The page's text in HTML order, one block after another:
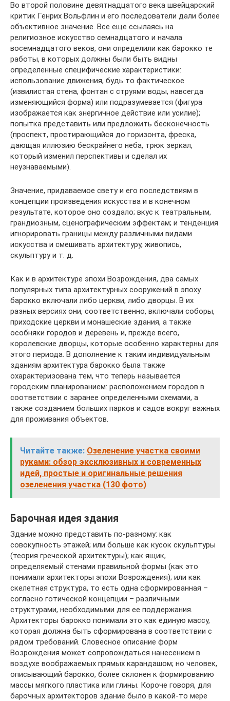
Во второй половине девятнадцатого века швейцарский
критик Генрих Вольфлин и его последователи дали более
объективное значение. Все еще ссылаясь на
религиозное искусство семнадцатого и начала
восемнадцатого веков, они определили как барокко те
работы, в которых должны были быть видны
определенные специфические характеристики:
использование движения, будь то фактическое
(извилистая стена, фонтан с струями воды, навсегда
изменяющийся форма) или подразумевается (фигура
изображается как энергичное действие или усилие);
попытка представить или предложить бесконечность
(проспект, простирающийся до горизонта, фреска,
дающая иллюзию бескрайнего неба, трюк зеркал,
который изменил перспективы и сделал их
неузнаваемыми).
Значение, придаваемое свету и его последствиям в
концепции произведения искусства и в конечном
результате, которое оно создало; вкус к театральным,
грандиозным, сценографическим эффектам; и тенденция
игнорировать границы между различными видами
искусства и смешивать архитектуру, живопись,
скульптуру и т. д.
Как и в архитектуре эпохи Возрождения, два самых
популярных типа архитектурных сооружений в эпоху
барокко включали либо церкви, либо дворцы. В их
разных версиях они, соответственно, включали соборы,
приходские церкви и монашеские здания, а также
особняки городов и деревень и, прежде всего,
королевские дворцы, которые особенно характерны для
этого периода. В дополнение к таким индивидуальным
зданиям архитектура барокко была также
охарактеризована тем, что теперь называется
городским планированием: расположением городов в
соответствии с заранее определенными схемами, а
также созданием больших парков и садов вокруг важных
для проживания объектов.
Читайте также: Озеленение участка своими
руками: обзор эксклюзивных и современных
идей, простые и оригинальные решения
озеленения участка (130 фото)
Барочная идея здания
Здание можно представить по-разному: как
совокупность этажей; или больше как кусок скульптуры
(теория греческой архитектуры); как ящик,
определяемый стенами правильной формы (как это
понимали архитекторы эпохи Возрождения); или как
скелетная структура, то есть одна сформированная –
согласно готической концепции – различными
структурами, необходимыми для ее поддержания.
Архитекторы барокко понимали это как единую массу,
которая должна быть сформирована в соответствии с
рядом требований. Словесное описание форм
Возрождения может сопровождаться нанесением в
воздухе воображаемых прямых карандашом; но человек,
описывающий барокко, более склонен к формированию
массы мягкого пластика или глины. Короче говоря, для
барочных архитекторов здание было в какой-то мере